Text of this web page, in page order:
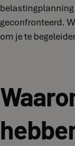
belastingplanning
geconfronteerd.
om je te